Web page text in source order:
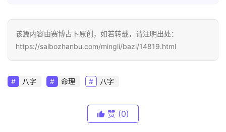
该篇内容由赛博占卜原创，如若转载，请注明出处：
https://saibozhanbu.com/mingli/bazi/14819.html
八字 命理 八字
赞 (0)